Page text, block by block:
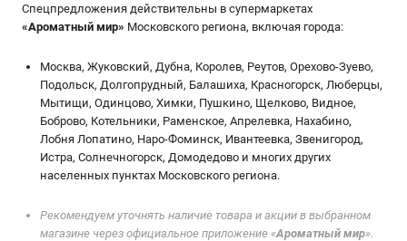
Спецпредложения действительны в супермаркетах
«Ароматный мир» Московского региона, включая города:
Москва, Жуковский, Дубна, Королев, Реутов, Орехово-Зуево,
Подольск, Долгопрудный, Балашиха, Красногорск, Люберцы,
Мытищи, Одинцово, Химки, Пушкино, Щелково, Видное,
Боброво, Котельники, Раменское, Апрелевка, Нахабино,
Лобня Лопатино, Наро-Фоминск, Ивантеевка, Звенигород,
Истра, Солнечногорск, Домодедово и многих других
населенных пунктах Московского региона.
Рекомендуем уточнять наличие товара и акции в выбранном
магазине через официальное приложение «Ароматный мир».